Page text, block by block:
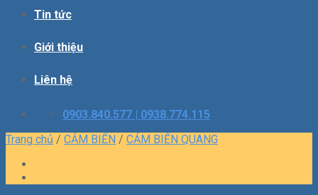
Tin tức
Giới thiệu
Liên hệ
0903.840.577 | 0938.774.115
Trang chủ / CẢM BIẾN / CẢM BIẾN QUANG